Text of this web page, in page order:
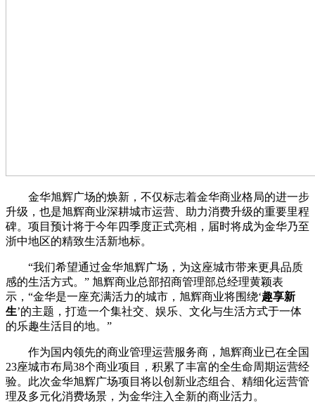
金华旭辉广场的焕新，不仅标志着金华商业格局的进一步
升级，也是旭辉商业深耕城市运营、助力消费升级的重要里程
碑。项目预计将于今年四季度正式亮相，届时将成为金华乃至
浙中地区的精致生活新地标。
“我们希望通过金华旭辉广场，为这座城市带来更具品质
感的生活方式。” 旭辉商业总部招商管理部总经理黄颖表
示，“金华是一座充满活力的城市，旭辉商业将围绕‘趣享新
生’的主题，打造一个集社交、娱乐、文化与生活方式于一体
的乐趣生活目的地。”
作为国内领先的商业管理运营服务商，旭辉商业已在全国
23座城市布局38个商业项目，积累了丰富的全生命周期运营经
验。此次金华旭辉广场项目将以创新业态组合、精细化运营管
理及多元化消费场景，为金华注入全新的商业活力。